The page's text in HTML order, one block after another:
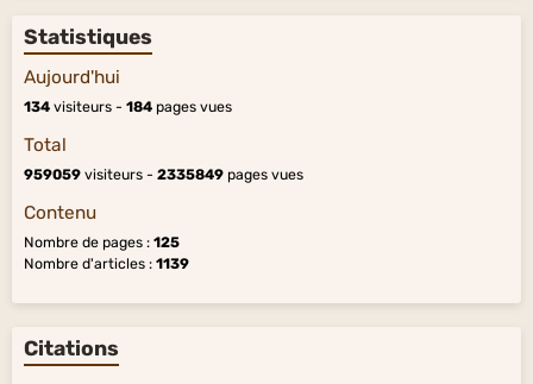
Statistiques
Aujourd'hui
134 visiteurs - 184 pages vues
Total
959059 visiteurs - 2335849 pages vues
Contenu
Nombre de pages : 125
Nombre d'articles : 1139
Citations